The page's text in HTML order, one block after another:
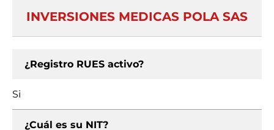
INVERSIONES MEDICAS POLA SAS
¿Registro RUES activo?
Si
¿Cuál es su NIT?